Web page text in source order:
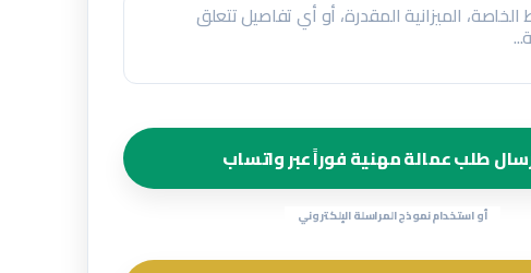
طلب عمالة مهنية فوراً عبر واتساب
أو استخدام نموذج المراسلة الإلكتروني